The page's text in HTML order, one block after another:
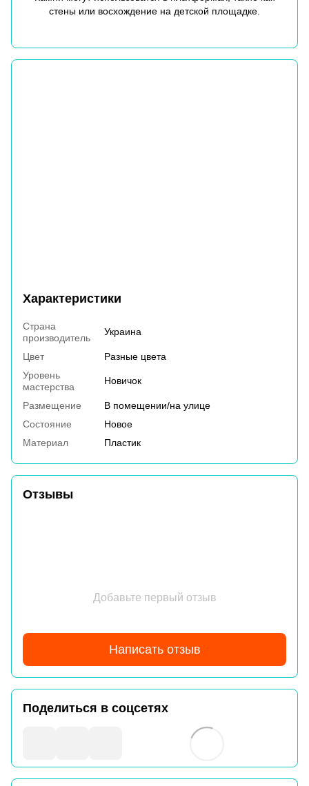
стены или восхождение на детской площадке.
Характеристики
Страна
производитель
Украина
Цвет
Разные цвета
Уровень
мастерства
Новичок
Размещение
В помещении/на улице
Состояние
Новое
Материал
Пластик
Отзывы
Добавьте первый отзыв
Написать отзыв
Поделиться в соцсетях